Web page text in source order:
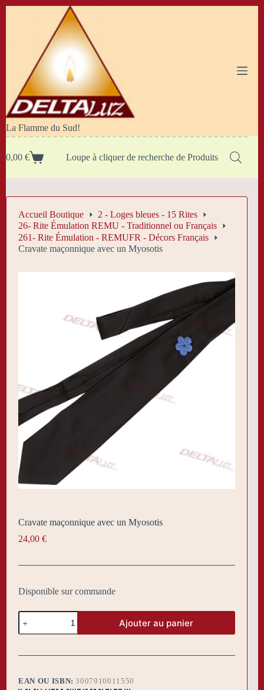
La Flamme du Sud!
Panier
0,00 € Loupe à cliquer de recherche de Produits
Accueil Boutique
2 - Loges bleues - 15 Rites
26- Rite Émulation REMU - Traditionnel ou Français
261- Rite Émulation - REMUFR - Décors Français
Cravate maçonnique avec un Myosotis
Cravate maçonnique avec un Myosotis
24,00 €
Disponible sur commande
quantité
de
Cravate
avec
Ajouter au panier
EAN OU ISBN:3007910011550